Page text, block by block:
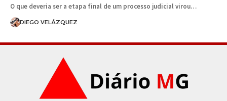
O que deveria ser a etapa final de um processo judicial virou…
DIEGO VELÁZQUEZ